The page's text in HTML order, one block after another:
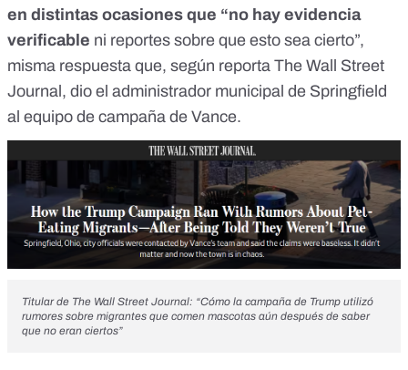
en distintas ocasiones que “no hay evidencia
verificable ni reportes sobre que esto sea cierto”,
misma respuesta que, según reporta The Wall Street
Journal, dio el administrador municipal de Springfield
al equipo de campaña de Vance.
Titular de The Wall Street Journal: “Cómo la campaña de Trump utilizó
rumores sobre migrantes que comen mascotas aún después de saber
que no eran ciertos”